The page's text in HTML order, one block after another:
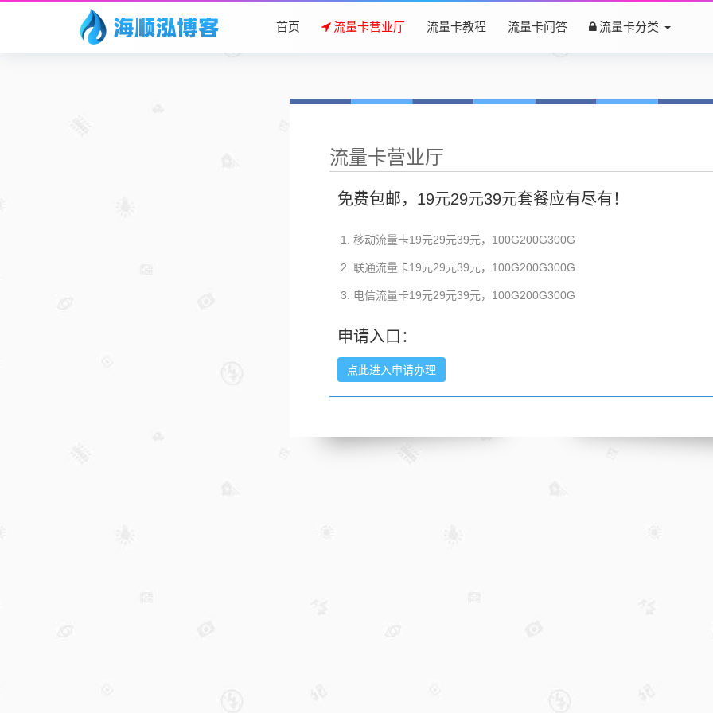
首页 流量卡营业厅 流量卡教程 流量卡问答 流量卡分类
流量卡营业厅
免费包邮，19元29元39元套餐应有尽有！
移动流量卡19元29元39元，100G200G300G
联通流量卡19元29元39元，100G200G300G
电信流量卡19元29元39元，100G200G300G
申请入口：
点此进入申请办理